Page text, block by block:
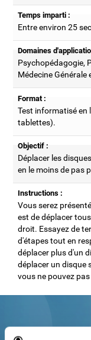
Temps imparti :
Entre environ 25
Domaines
Psychopédagogie,
Médecine Générale
Format :
Test informatisé en
tablettes).
Objectif :
Déplacer les
en le moins de pas
Instructions :
Vous serez
est de déplacer
droit. Essayez de
d'étapes tout en
déplacer plus d'un
déplacer un disque
vous ne pouvez